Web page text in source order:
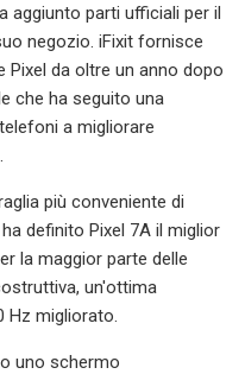
aggiunto parti ufficiali per il
negozio. iFixit fornisce
Pixel da oltre un anno dopo
che ha seguito una
a migliorare
più conveniente di
definito Pixel 7A il miglior
la maggior parte delle
un'ottima
Hz migliorato.
uno schermo